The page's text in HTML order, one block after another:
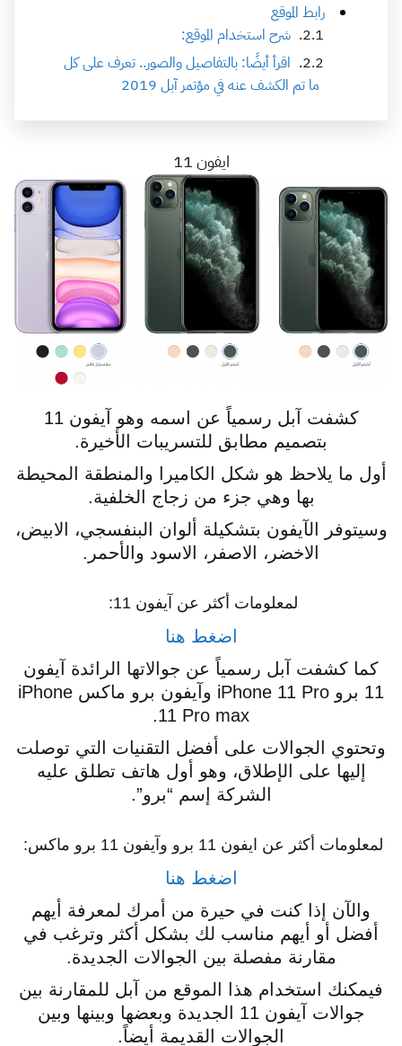
رابط الموقع
شرح استخدام الموقع:
اقرأ أيضًا: بالتفاصيل والصور.. تعرف على كل
ما تم الكشف عنه في مؤتمر آبل 2019
ايفون 11
كشفت آبل رسمياً عن اسمه وهو آيفون 11
بتصميم مطابق للتسريبات الأخيرة.
أول ما يلاحظ هو شكل الكاميرا والمنطقة المحيطة
بها وهي جزء من زجاج الخلفية.
وسيتوفر الآيفون بتشكيلة ألوان البنفسجي، الابيض،
الاخضر، الاصفر، الاسود والأحمر.
لمعلومات أكثر عن آيفون 11:
اضغط هنا
كما كشفت آبل رسمياً عن جوالاتها الرائدة آيفون
11 برو iPhone 11 Pro وآيفون برو ماكس iPhone
11 Pro max.
وتحتوي الجوالات على أفضل التقنيات التي توصلت
إليها على الإطلاق، وهو أول هاتف تطلق عليه
الشركة إسم “برو”.
لمعلومات أكثر عن ايفون 11 برو وآيفون 11 برو ماكس:
اضغط هنا
والآن إذا كنت في حيرة من أمرك لمعرفة أيهم
أفضل أو أيهم مناسب لك بشكل أكثر وترغب في
مقارنة مفصلة بين الجوالات الجديدة.
فيمكنك استخدام هذا الموقع من آبل للمقارنة بين
جوالات آيفون 11 الجديدة وبعضها وبينها وبين
الجوالات القديمة أيضاً.